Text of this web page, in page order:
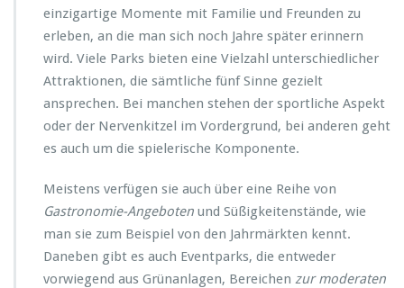
t
p
a
s
einzigartige Momente mit Familie und Freunden zu
erleben, an die man sich noch Jahre später erinnern
wird. Viele Parks bieten eine Vielzahl unterschiedlicher
Attraktionen, die sämtliche fünf Sinne gezielt
ansprechen. Bei manchen stehen der sportliche Aspekt
oder der Nervenkitzel im Vordergrund, bei anderen geht
es auch um die spielerische Komponente.
Meistens verfügen sie auch über eine Reihe von
Gastronomie-Angeboten und Süßigkeitenstände, wie
man sie zum Beispiel von den Jahrmärkten kennt.
Daneben gibt es auch Eventparks, die entweder
vorwiegend aus Grünanlagen, Bereichen zur moderaten